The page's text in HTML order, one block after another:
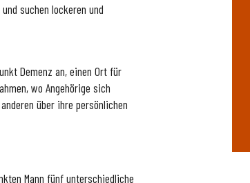
suchen lockeren und
Demenz an, einen Ort für
wo Angehörige sich
über ihre persönlichen
Mann fünf unterschiedliche